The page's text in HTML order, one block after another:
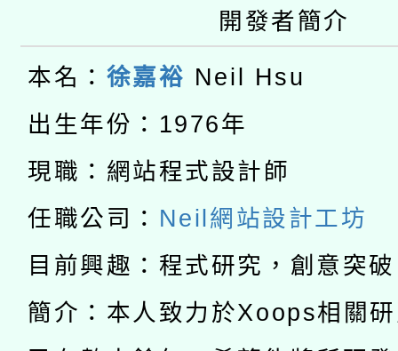
件」活動簡章
年度COVID-19疫苗接
接種對象擴大為「滿6
接種之民眾」措施，延
月28日止
轉知經濟部水利署委託
業技術研究院辦理「
用水績優單位及節水達
動」
115年8月22日(星期六
桃園市孔廟祈福系列
開 智慧啟航」
2026年桃園地景藝術
「2026桃園藝術巡演
關事宜
轉知教育部國民及學前
國立臺灣師範大學辦理
年度健康促進學校輔導
函轉國家教育研究院中
原住民族教育政策研討
轉知教育部國民及學前
新北市政府教育局辦理
函轉國立臺灣師範大學
開發者簡介
本名： 徐嘉裕 Neil Hsu
出生年份：1976年
現職：網站程式設計師
任職公司： Neil網站設計工坊
目前興趣：程式研究，創意突
簡介：本人致力於Xoops相關